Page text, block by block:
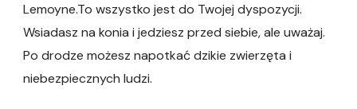
Lemoyne.To wszystko jest do Twojej dyspozycji.
Wsiadasz na konia i jedziesz przed siebie, ale uważaj.
Po drodze możesz napotkać dzikie zwierzęta i
niebezpiecznych ludzi.